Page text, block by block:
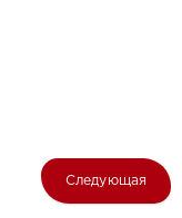
Следующая